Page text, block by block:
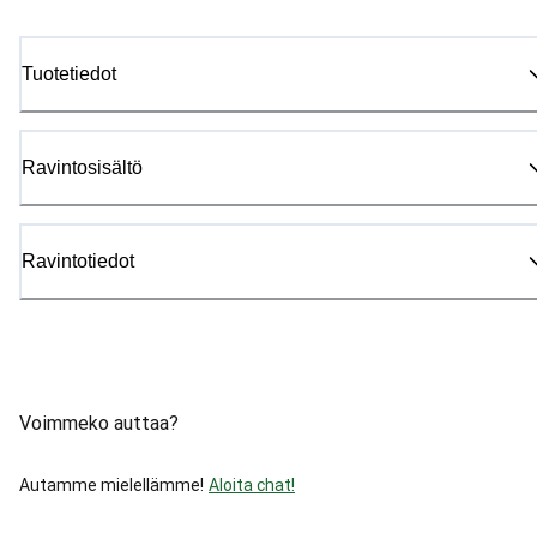
Tuotetiedot
Ravintosisältö
Ravintotiedot
Voimmeko auttaa?
Autamme mielellämme! Aloita chat!